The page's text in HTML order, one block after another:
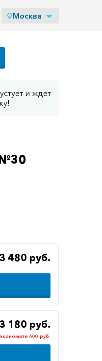
Москва
и ждет
480 руб.
180 руб.
600 руб.